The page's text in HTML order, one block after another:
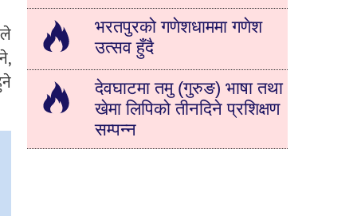
भरतपुरको गणेशधाममा गणेश
उत्सव हुँदै
देवघाटमा तमु (गुरुङ) भाषा तथा
खेमा लिपिको तीनदिने प्रशिक्षण
सम्पन्न